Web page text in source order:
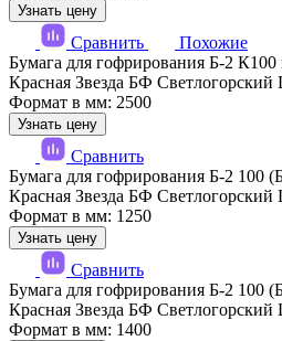
Узнать цену
Сравнить
Похожие
Бумага для гофрирования Б-2
Красная Звезда БФ
Формат в мм: 2500
Узнать цену
Сравнить
Бумага для гофрирования Б-2 100
Красная Звезда БФ
Формат в мм: 1250
Узнать цену
Сравнить
Бумага для гофрирования Б-2 100
Красная Звезда БФ
Формат в мм: 1400